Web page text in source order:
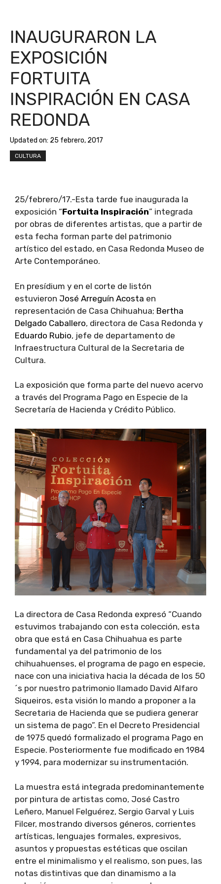
INAUGURARON LA
EXPOSICIÓN
FORTUITA
INSPIRACIÓN EN CASA
REDONDA
Updated on: 25 febrero, 2017
CULTURA
25/febrero/17.-Esta tarde fue inaugurada la
exposición “Fortuita Inspiración” integrada
por obras de diferentes artistas, que a partir de
esta fecha forman parte del patrimonio
artístico del estado, en Casa Redonda Museo de
Arte Contemporáneo.
En presídium y en el corte de listón
estuvieron José Arreguín Acosta en
representación de Casa Chihuahua; Bertha
Delgado Caballero, directora de Casa Redonda y
Eduardo Rubio, jefe de departamento de
Infraestructura Cultural de la Secretaria de
Cultura.
La exposición que forma parte del nuevo acervo
a través del Programa Pago en Especie de la
Secretaría de Hacienda y Crédito Público.
La directora de Casa Redonda expresó “Cuando
estuvimos trabajando con esta colección, esta
obra que está en Casa Chihuahua es parte
fundamental ya del patrimonio de los
chihuahuenses, el programa de pago en especie,
nace con una iniciativa hacia la década de los 50
´s por nuestro patrimonio llamado David Alfaro
Siqueiros, esta visión lo mando a proponer a la
Secretaria de Hacienda que se pudiera generar
un sistema de pago”. En el Decreto Presidencial
de 1975 quedó formalizado el programa Pago en
Especie. Posteriormente fue modificado en 1984
y 1994, para modernizar su instrumentación.
La muestra está integrada predominantemente
por pintura de artistas como, José Castro
Leñero, Manuel Felguérez, Sergio Garval y Luis
Filcer, mostrando diversos géneros, corrientes
artísticas, lenguajes formales, expresivos,
asuntos y propuestas estéticas que oscilan
entre el minimalismo y el realismo, son pues, las
notas distintivas que dan dinamismo a la